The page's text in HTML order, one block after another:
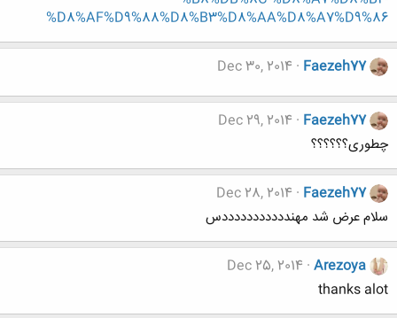
%D8%AF%D9%88%D8%B3%D8%AA%D8%A7%D9%86
Faezeh77
Dec 30, 2014
Faezeh77
Dec 29, 2014
چطوری؟؟؟؟؟؟
Faezeh77
Dec 28, 2014
سلام عرض شد مهندددددددددددس
Arezoya
Dec 25, 2014
thanks alot